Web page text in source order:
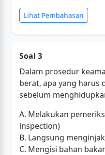
Lihat Pembahasan
Soal 3
Dalam prosedur
berat, apa yang harus
sebelum
A. Melakukan
inspection)
B. Langsung
C. Mengisi bahan